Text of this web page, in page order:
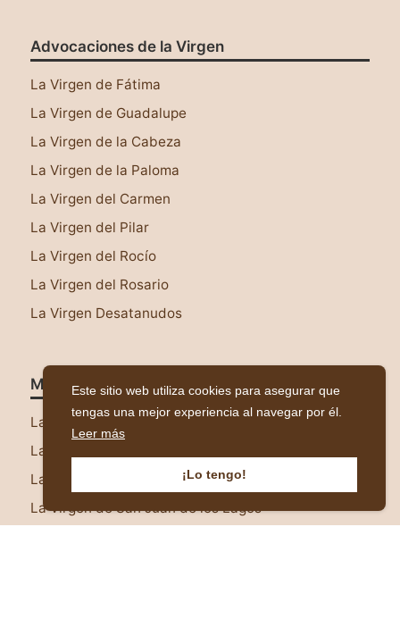
Advocaciones de la Virgen
La Virgen de Fátima
La Virgen de Guadalupe
La Virgen de la Cabeza
La Virgen de la Paloma
La Virgen del Carmen
La Virgen del Pilar
La Virgen del Rocío
La Virgen del Rosario
La Virgen Desatanudos
Más Representaciones
La Virgen del Rayo
La Virgen de la Dulce Espera
La Virgen de la Encarnación
La Virgen de San Juan de los Lagos
Este sitio web utiliza cookies para asegurar que
tengas una mejor experiencia al navegar por él.
Leer más
¡Lo tengo!